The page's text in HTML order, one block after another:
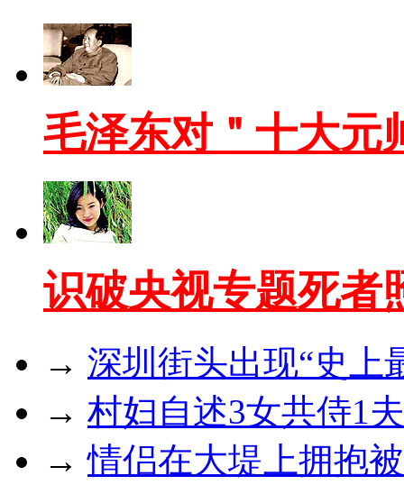
毛泽东对＂十大元
识破央视专题死者
→ 深圳街头出现“史上
→ 村妇自述3女共侍1
→情侣在大堤上拥抱